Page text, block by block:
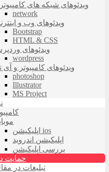
ویدئوهای شبکه های
network
ویدئوهای وب و
Bootstrap
HTML & CSS
ویدئوهای
wordpress
ویدئوهای کامپیوتر و آی
photoshop
Illustrator
MS Project
اپلیکیشن ios
اپلیکیشن اندروید
بررسی اپلیکیشن
حمایت
تبلیغات در